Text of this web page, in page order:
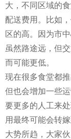
大，不同区域的
配送费用。比如
区的高。因为市
虽然路途远，但
而可能更低。
现在很多食堂都
但也会增加一些
要更多的人工来
用最终可能会转
大势所趋，大家伙